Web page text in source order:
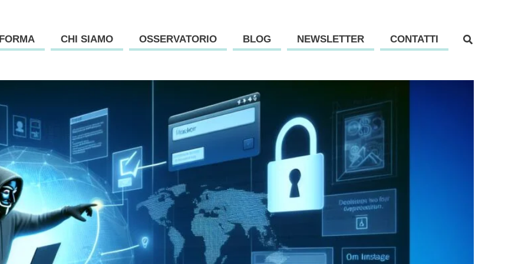
CHI SIAMO OSSERVATORIO BLOG NEWSLETTER CONTATTI